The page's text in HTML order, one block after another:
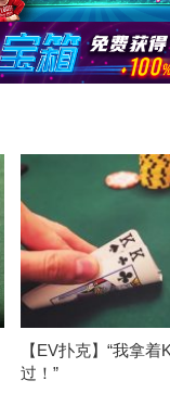
【EV扑克】“我拿
过！”